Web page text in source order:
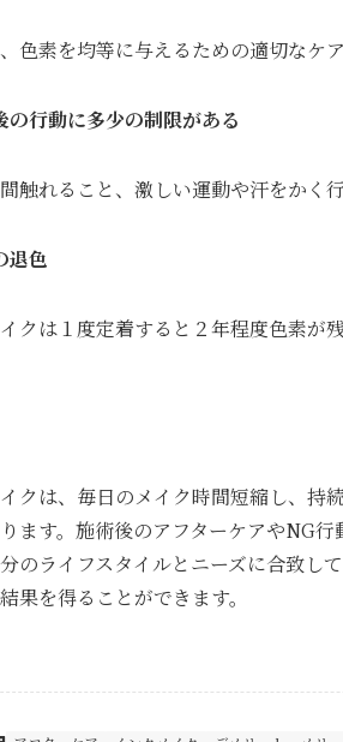
色素を均等に与えるための適切なケ
の行動に多少の制限がある
触れること、激しい運動や汗をかく
退色
クは１度定着すると２年程度色素が
クは、毎日のメイク時間短縮し、持
ます。施術後のアフターケアやNG
のライフスタイルとニーズに合致し
果を得ることができます。